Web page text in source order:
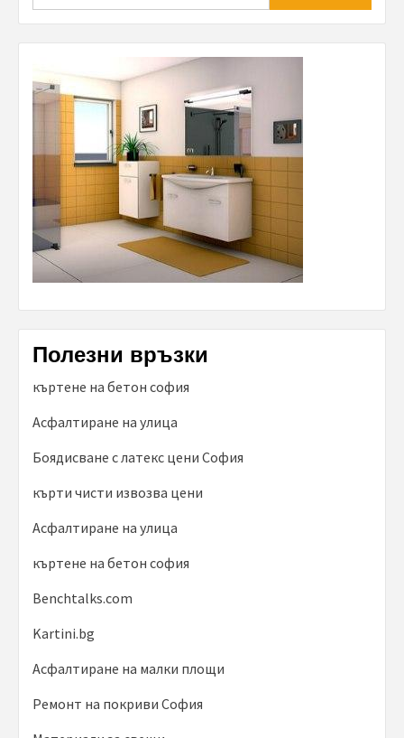
Полезни връзки
къртене на бетон софия
Асфалтиране на улица
Боядисване с латекс цени София
кърти чисти извозва цени
Асфалтиране на улица
къртене на бетон софия
Benchtalks.com
Kartini.bg
Асфалтиране на малки площи
Ремонт на покриви София